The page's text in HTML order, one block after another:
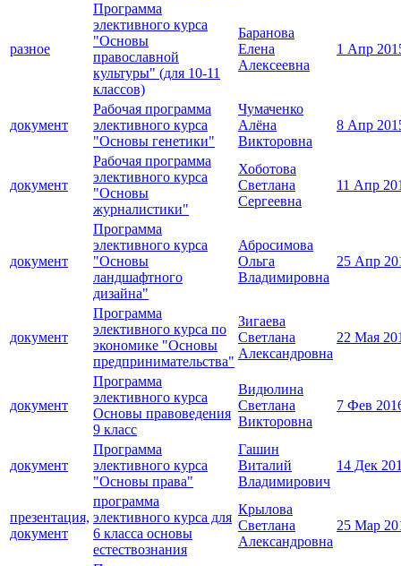
разное
Программа
элективного курса
"Основы
православной
культуры" (для 10-11
классов)
Баранова
Елена
Алексеевна
1 Апр
документ
Рабочая программа
элективного курса
"Основы генетики"
Чумаченко
Алёна
Викторовна
8 Апр
документ
Рабочая программа
элективного курса
"Основы
журналистики"
Хоботова
Светлана
Сергеевна
11 Апр
документ
Программа
элективного курса
"Основы
ландшафтного
дизайна"
Абросимова
Ольга
Владимировна
25 Апр
документ
Программа
элективного курса по
экономике "Основы
предпринимательства"
Зигаева
Светлана
Александровна
22 Мая
документ
Программа
элективного курса
Основы правоведения
9 класс
Видюлина
Светлана
Викторовна
7 Фев
документ
Программа
элективного курса
"Основы права"
Гашин
Виталий
Владимирович
14 Дек
презентация,
документ
программа
элективного курса для
6 класса основы
естествознания
Крылова
Светлана
Александровна
25 Мар